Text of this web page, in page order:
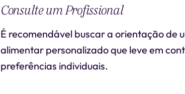
Consulte um Profissional
É recomendável buscar a orientação de
alimentar personalizado que leve em
preferências individuais.